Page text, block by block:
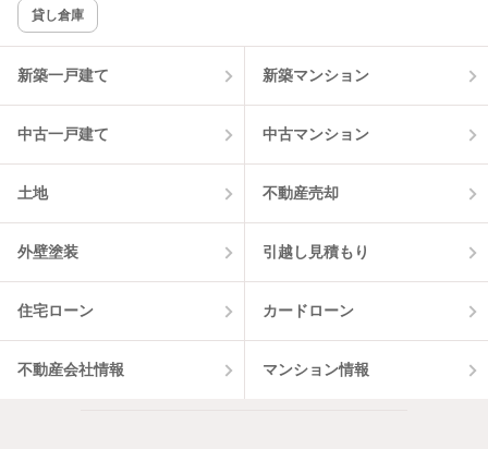
該当件数:
物件一覧に反映
貸し倉庫
新築一戸建て 新築マンション
中古一戸建て 中古マンション
土地 不動産売却
外壁塗装 引越し見積もり
住宅ローン カードローン
不動産会社情報 マンション情報